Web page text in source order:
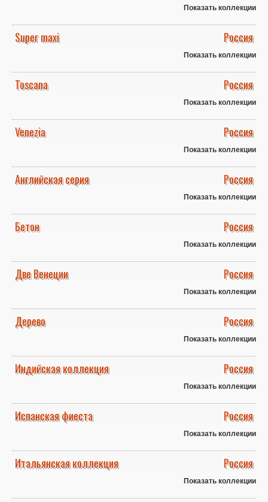
Показать коллекции
Super maxi Россия
Показать коллекции
Toscana Россия
Показать коллекции
Venezia Россия
Показать коллекции
Английская серия Россия
Показать коллекции
Бетон Россия
Показать коллекции
Две Венеции Россия
Показать коллекции
Дерево Россия
Показать коллекции
Индийская коллекция Россия
Показать коллекции
Испанская фиеста Россия
Показать коллекции
Итальянская коллекция Россия
Показать коллекции